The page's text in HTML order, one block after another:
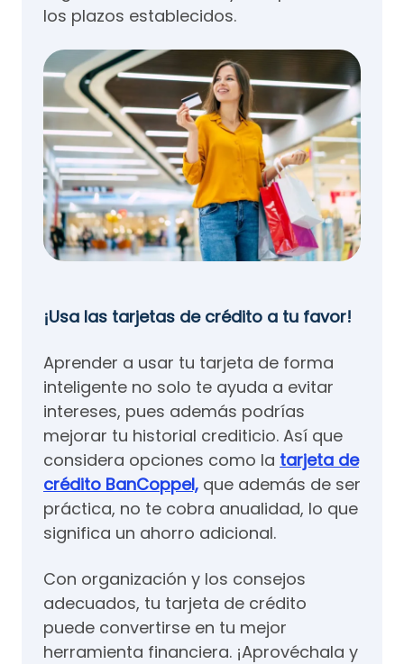
los plazos establecidos.
¡Usa las tarjetas de crédito a tu favor!
Aprender a usar tu tarjeta de forma
inteligente no solo te ayuda a evitar
intereses, pues además podrías
mejorar tu historial crediticio. Así que
considera opciones como la tarjeta de
crédito BanCoppel, que además de ser
práctica, no te cobra anualidad, lo que
significa un ahorro adicional.
Con organización y los consejos
adecuados, tu tarjeta de crédito
puede convertirse en tu mejor
herramienta financiera. ¡Aprovéchala y